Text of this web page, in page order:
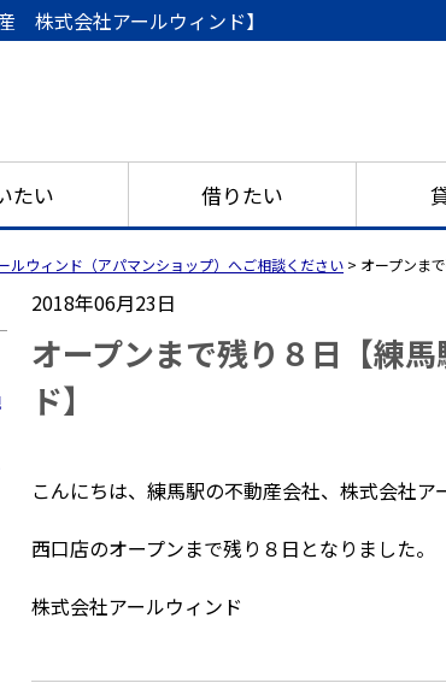
株式会社アールウィンド】
たい 借りたい
ルウィンド（アパマンショップ）へご相談ください > オープンま
2018年06月23日
オープンまで残り８日【練
ド】
こんにちは、練馬駅の不動産会社、株式会社ア
西口店のオープンまで残り８日となりました。
株式会社アールウィンド